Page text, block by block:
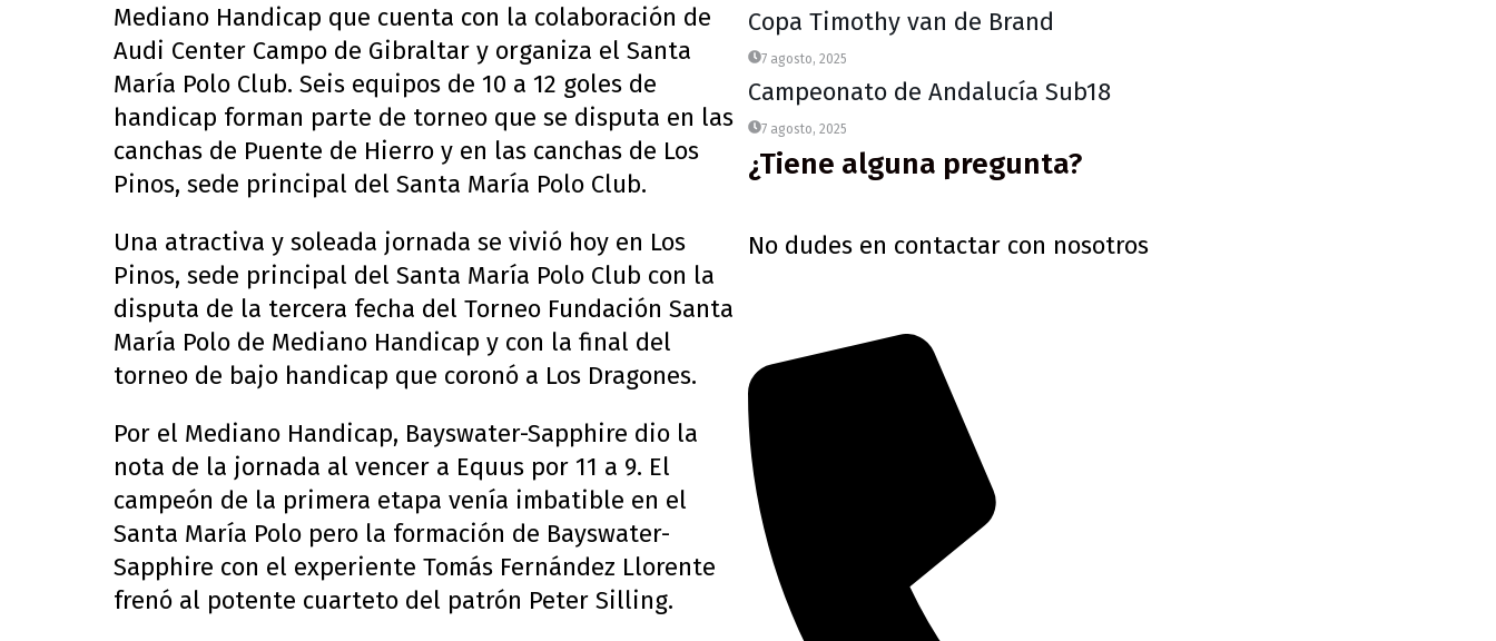
Mediano Handicap que cuenta con la colaboración de
Audi Center Campo de Gibraltar y organiza el Santa
María Polo Club. Seis equipos de 10 a 12 goles de
handicap forman parte de torneo que se disputa en las
canchas de Puente de Hierro y en las canchas de Los
Pinos, sede principal del Santa María Polo Club.
Una atractiva y soleada jornada se vivió hoy en Los
Pinos, sede principal del Santa María Polo Club con la
disputa de la tercera fecha del Torneo Fundación Santa
María Polo de Mediano Handicap y con la final del
torneo de bajo handicap que coronó a Los Dragones.
Por el Mediano Handicap, Bayswater-Sapphire dio la
nota de la jornada al vencer a Equus por 11 a 9. El
campeón de la primera etapa venía imbatible en el
Santa María Polo pero la formación de Bayswater-
Sapphire con el experiente Tomás Fernández Llorente
frenó al potente cuarteto del patrón Peter Silling.
Copa Timothy van de Brand
7 agosto, 2025
Campeonato de Andalucía Sub18
7 agosto, 2025
¿Tiene alguna pregunta?
No dudes en contactar con nosotros